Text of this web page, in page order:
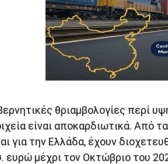
θριαμβολογίες περί
είναι αποκαρδιωτικά. Από
για την Ελλάδα, έχουν
ευρώ μέχρι τον Οκτώβριο του